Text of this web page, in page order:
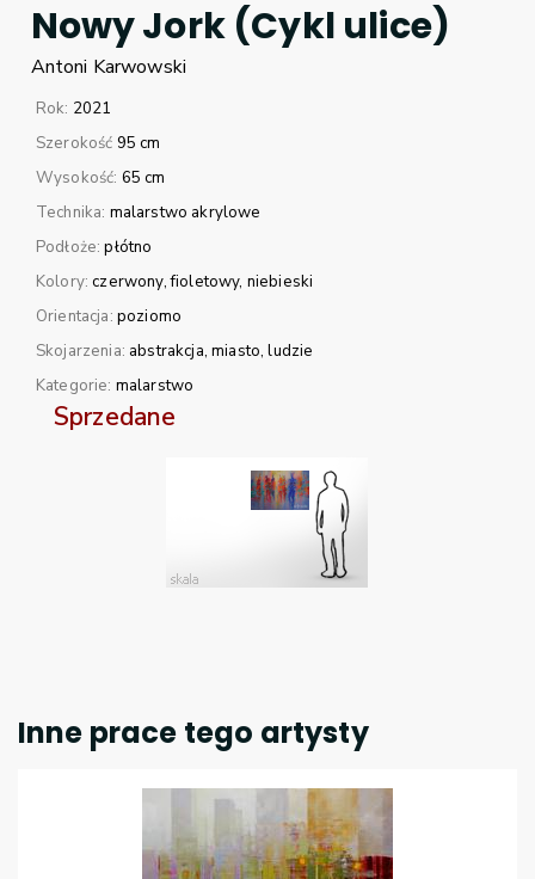
Nowy Jork (Cykl ulice)
Antoni Karwowski
Rok: 2021
Szerokość 95 cm
Wysokość: 65 cm
Technika: malarstwo akrylowe
Podłoże:płótno
Kolory:czerwony fioletowy niebieski
Orientacja: poziomo
Skojarzenia: abstrakcja miasto ludzie
Kategorie: malarstwo
Sprzedane
Inne prace tego artysty